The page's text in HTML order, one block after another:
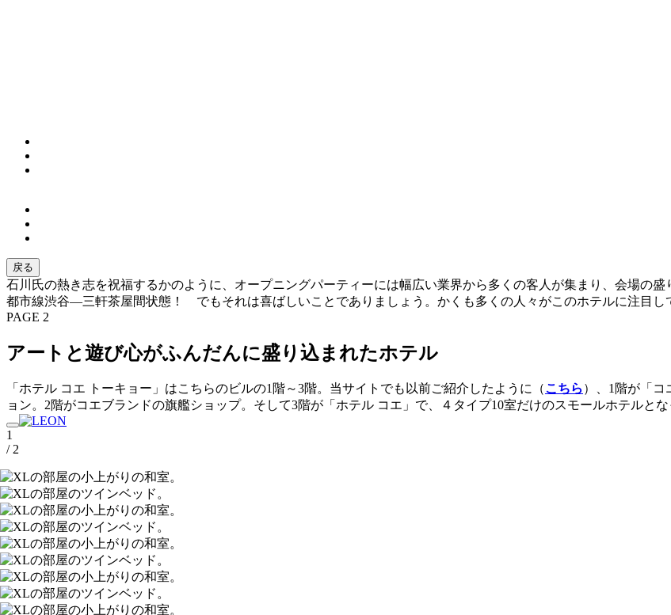
戻る
石川氏の熱き志を祝福するかのように、オープニングパーティーには幅広い業界から多くの客人が集まり、会場の
都市線渋谷―三軒茶屋間状態！ でもそれは喜ばしいことでありましょう。かくも多くの人々がこのホテルに注目し
PAGE 2
アートと遊び心がふんだんに盛り込まれたホテル
「ホテル コエ トーキョー」はこちらのビルの1階～3階。当サイトでも以前ご紹介したように（こちら ）、1階が「
ョン。2階がコエブランドの旗艦ショップ。そして3階が「ホテル コエ」で、４タイプ10室だけのスモールホテルとな
1
/ 2